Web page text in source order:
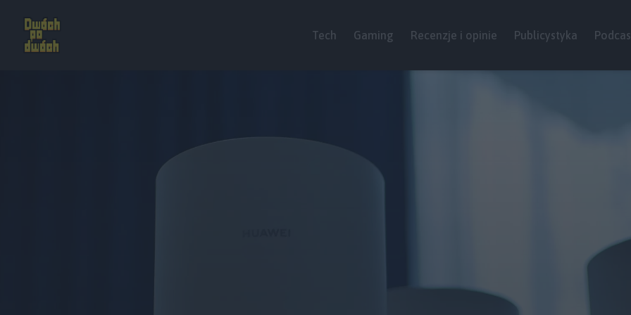
Tech Gaming Recenzje i opinie Publicystyka